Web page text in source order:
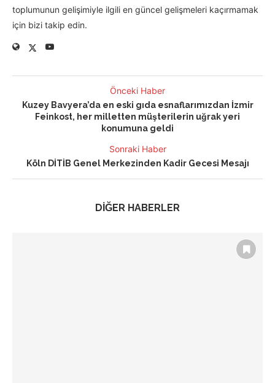
toplumunun gelişimiyle ilgili en güncel gelişmeleri kaçırmamak
için bizi takip edin.
Önceki Haber
Kuzey Bavyera’da en eski gıda esnaflarımızdan İzmir
Feinkost, her milletten müşterilerin uğrak yeri
konumuna geldi
Sonraki Haber
Köln DİTİB Genel Merkezinden Kadir Gecesi Mesajı
DİĞER HABERLER